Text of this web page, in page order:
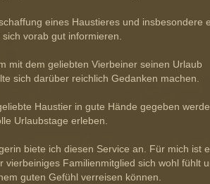
eines Haustieres und insbesondere
vorab gut informieren.
mit dem geliebten Vierbeiner seinen Urlaub
sich darüber reichlich Gedanken machen.
Haustier in gute Hände gegeben
Urlaubstage erleben.
biete ich diesen Service an. Für mich ist
vierbeiniges Familienmitglied sich wohl fühlt
guten Gefühl verreisen können.